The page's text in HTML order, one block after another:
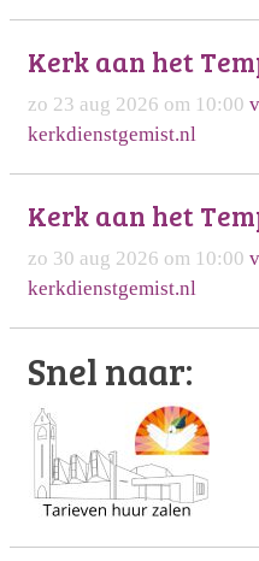
Kerk aan het
zo 23 aug 2026 om 10:00
kerkdienstgemist.nl
Kerk aan het
zo 30 aug 2026 om 10:00
kerkdienstgemist.nl
Snel naar: